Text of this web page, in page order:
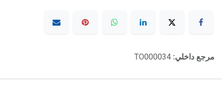
مرجع داخلي: TO000034